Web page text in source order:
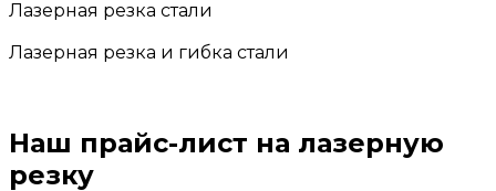
Лазерная резка стали
Лазерная резка и гибка стали
Наш прайс-лист на лазерную
резку